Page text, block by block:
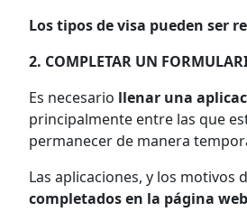
Los tipos de visa pueden ser
2. COMPLETAR UN
Es necesario llenar una
principalmente entre las que
permanecer de manera
Las aplicaciones, y los motivos
completados en la página